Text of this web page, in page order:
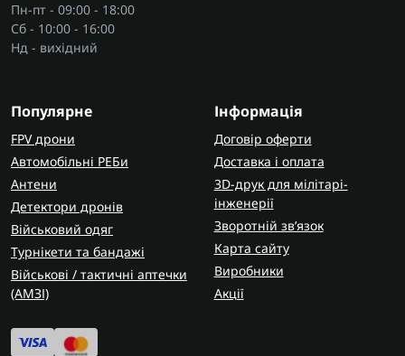
Пн-пт - 09:00 - 18:00
Сб - 10:00 - 16:00
Нд - вихідний
Популярне
FPV дрони
Автомобільні РЕБи
Антени
Детектори дронів
Військовий одяг
Турнікети та бандажі
Військові / тактичні аптечки
(AMЗІ)
Інформація
Договір оферти
Доставка і оплата
3D-друк для мілітарі-
інженерії
Зворотній зв’язок
Карта сайту
Виробники
Акції